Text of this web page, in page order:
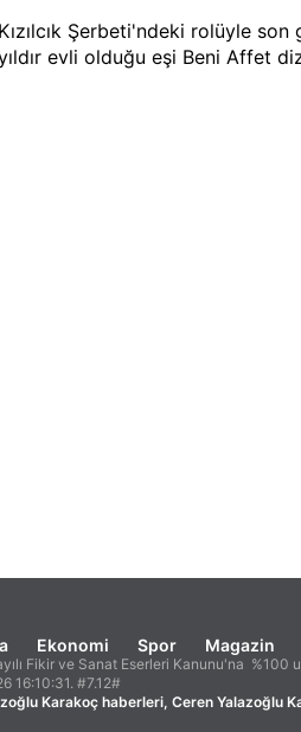
Kızılcık Şerbeti'ndeki rolüyle
evli olduğu eşi Beni Affet
Ekonomi Spor Magazin
Fikir ve Sanat Eserleri Kanunu'na %100
16:10:31. #7.12#
Karakoç haberleri, Ceren Yalazoğlu